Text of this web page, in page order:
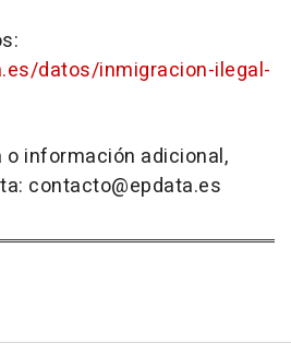
datos/inmigracion-ilegal-
o información adicional,
contacto@epdata.es